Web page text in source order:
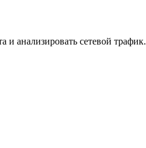
анализировать сетевой трафик.